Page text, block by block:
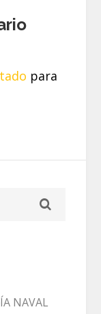
para
NAVAL